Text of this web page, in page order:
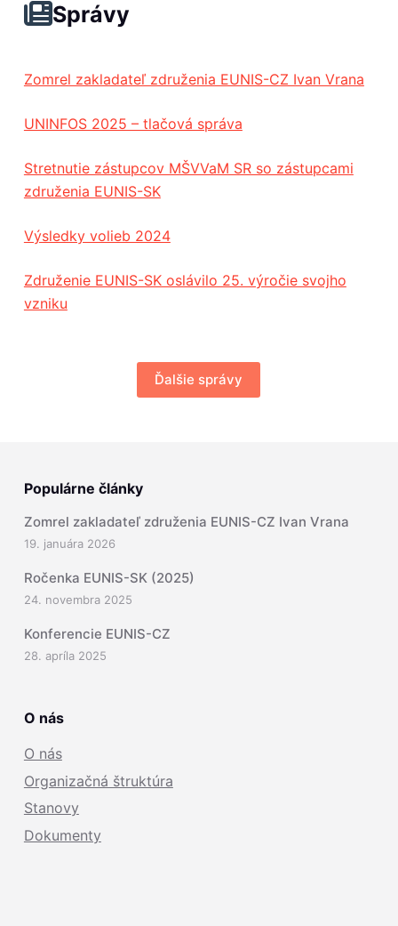
Správy
Zomrel zakladateľ združenia EUNIS-CZ Ivan Vrana
UNINFOS 2025 – tlačová správa
Stretnutie zástupcov MŠVVaM SR so zástupcami
združenia EUNIS-SK
Výsledky volieb 2024
Združenie EUNIS-SK oslávilo 25. výročie svojho
vzniku
Ďalšie správy
Populárne články
Zomrel zakladateľ združenia EUNIS-CZ Ivan Vrana
19. januára 2026
Ročenka EUNIS-SK (2025)
24. novembra 2025
Konferencie EUNIS-CZ
28. apríla 2025
O nás
O nás
Organizačná štruktúra
Stanovy
Dokumenty